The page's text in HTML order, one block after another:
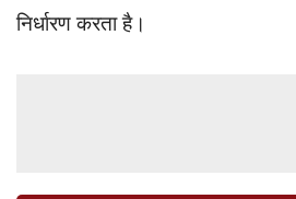
निर्धारण करता है।